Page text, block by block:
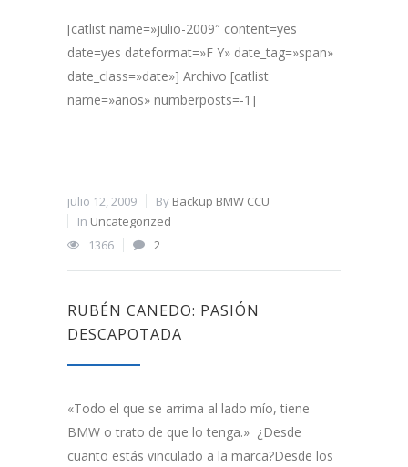
[catlist name=»julio-2009″ content=yes
date=yes dateformat=»F Y» date_tag=»span»
date_class=»date»] Archivo [catlist
name=»anos» numberposts=-1]
julio 12, 2009 By Backup BMW CCU
In Uncategorized
1366
2
RUBÉN CANEDO: PASIÓN
DESCAPOTADA
«Todo el que se arrima al lado mío, tiene
BMW o trato de que lo tenga.» ¿Desde
cuanto estás vinculado a la marca?Desde los